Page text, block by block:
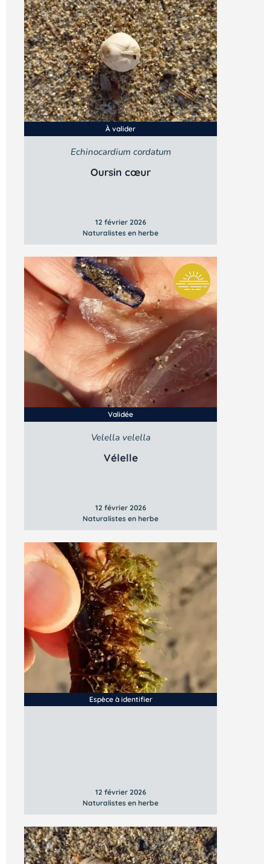
À valider
Echinocardium cordatum
Oursin cœur
12 février 2026
Naturalistes en herbe
Validée
Velella velella
Vélelle
12 février 2026
Naturalistes en herbe
Espèce à identifier
12 février 2026
Naturalistes en herbe